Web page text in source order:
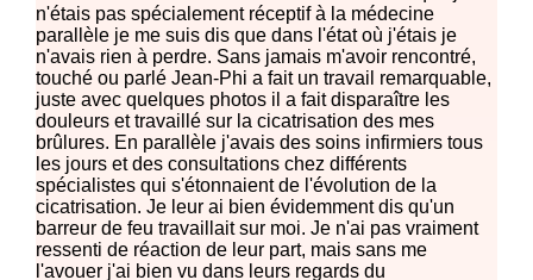
n'étais pas spécialement réceptif à la médecine
parallèle je me suis dis que dans l'état où j'étais je
n'avais rien à perdre. Sans jamais m'avoir rencontré,
touché ou parlé Jean-Phi a fait un travail remarquable,
juste avec quelques photos il a fait disparaître les
douleurs et travaillé sur la cicatrisation des mes
brûlures. En parallèle j'avais des soins infirmiers tous
les jours et des consultations chez différents
spécialistes qui s'étonnaient de l'évolution de la
cicatrisation. Je leur ai bien évidemment dis qu'un
barreur de feu travaillait sur moi. Je n'ai pas vraiment
ressenti de réaction de leur part, mais sans me
l'avouer j'ai bien vu dans leurs regards du